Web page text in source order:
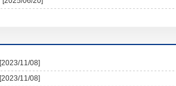
[2023/11/08]
[2023/11/08]